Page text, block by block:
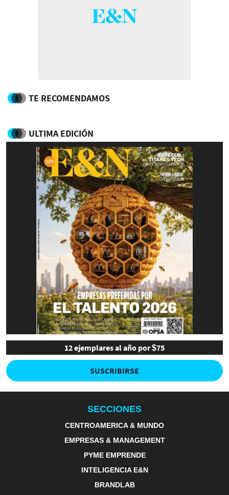
TE RECOMENDAMOS
ULTIMA EDICIÓN
12 ejemplares al año por $75
SUSCRIBIRSE
SECCIONES
CENTROAMERICA & MUNDO
EMPRESAS & MANAGEMENT
PYME EMPRENDE
INTELIGENCIA E&N
BRANDLAB